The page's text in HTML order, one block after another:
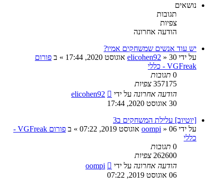
נושאים
תגובות
צפיות
הודעה אחרונה
יש עוד אנשים שמשחקים אמיו?
על ידי
elicohen92 » 30 אוגוסט 2020, 17:44 » ב פורום
VGFreak - כללי
0 תגובות
357175 צפיות
הודעה אחרונה על ידי
elicohen92
30 אוגוסט 2020, 17:44
[יוטיוב] עלילת המשחקים ב3
על ידי
oompi » 06 אוגוסט 2019, 07:22 » ב
פורום VGFreak -
כללי
0 תגובות
262600 צפיות
הודעה אחרונה על ידי
oompi
06 אוגוסט 2019, 07:22